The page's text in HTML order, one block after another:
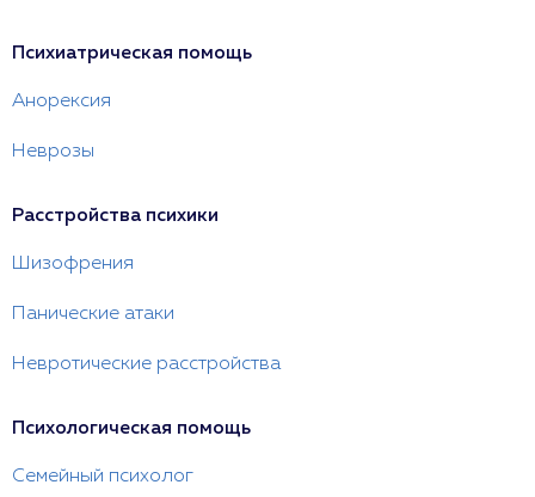
Психиатрическая помощь
Анорексия
Неврозы
Расстройства психики
Шизофрения
Панические атаки
Невротические расстройства
Психологическая помощь
Семейный психолог